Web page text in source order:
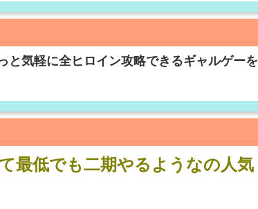
と気軽に全ヒロイン攻略できるギャルゲーを
最低でも二期やるようなの人気